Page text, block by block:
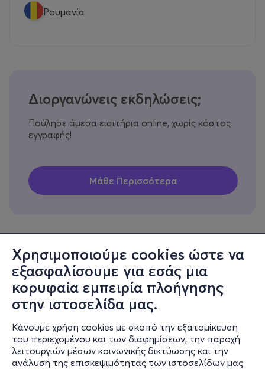
Χρησιμοποιούμε cookies ώστε να
εξασφαλίσουμε για εσάς μια
κορυφαία εμπειρία πλοήγησης
στην ιστοσελίδα μας.
Κάνουμε χρήση cookies με σκοπό την εξατομίκευση
του περιεχομένου και των διαφημίσεων, την παροχή
λειτουργιών μέσων κοινωνικής δικτύωσης και την
ανάλυση της επισκεψιμότητας των ιστοσελίδων μας.
Ρουμανία
Διοργανώνεις εκδηλώσεις;
Πούλησε άμεσα εισιτήρια online, χωρίς κόστος
εγγραφής!
Πληροφορίες
Υποστήριξη
Stay Connected